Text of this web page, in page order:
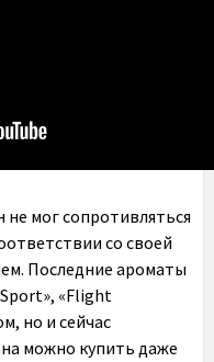
мог сопротивляться
со своей
Последние ароматы
«Flight
но и сейчас
можно купить даже